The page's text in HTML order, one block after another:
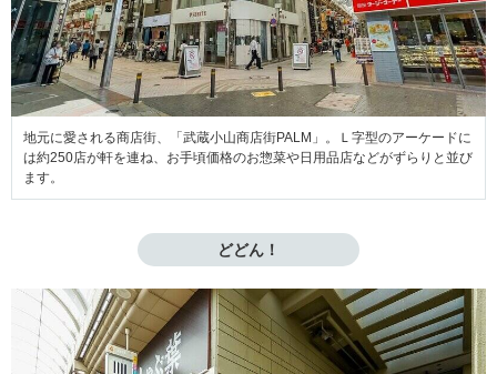
地元に愛される商店街、「武蔵小山商店街PALM」。Ｌ字型のアーケードに
は約250店が軒を連ね、お手頃価格のお惣菜や日用品店などがずらりと並び
ます。
どどん！